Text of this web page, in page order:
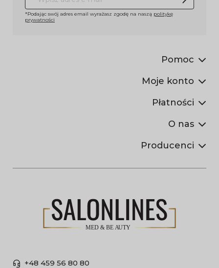
*Podając swój adres email wyrażasz zgodę na naszą politykę
prywatności
Pomoc
Moje konto
Płatności
O nas
Producenci
+48 459 56 80 80